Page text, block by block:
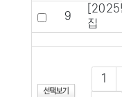
9
[2025
집
1